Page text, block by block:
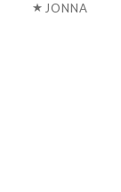
JONNA